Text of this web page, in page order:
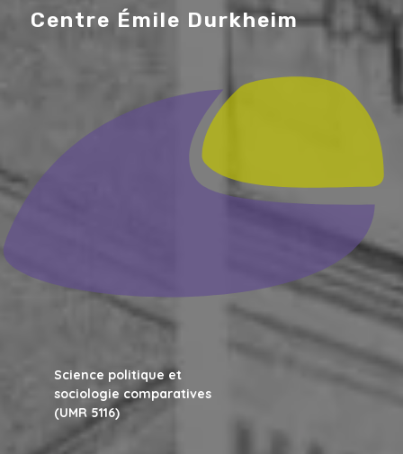
Centre Émile Durkheim
Science politique et
sociologie comparatives
(UMR 5116)